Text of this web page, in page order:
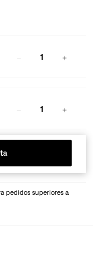
1
1
pedidos superiores a